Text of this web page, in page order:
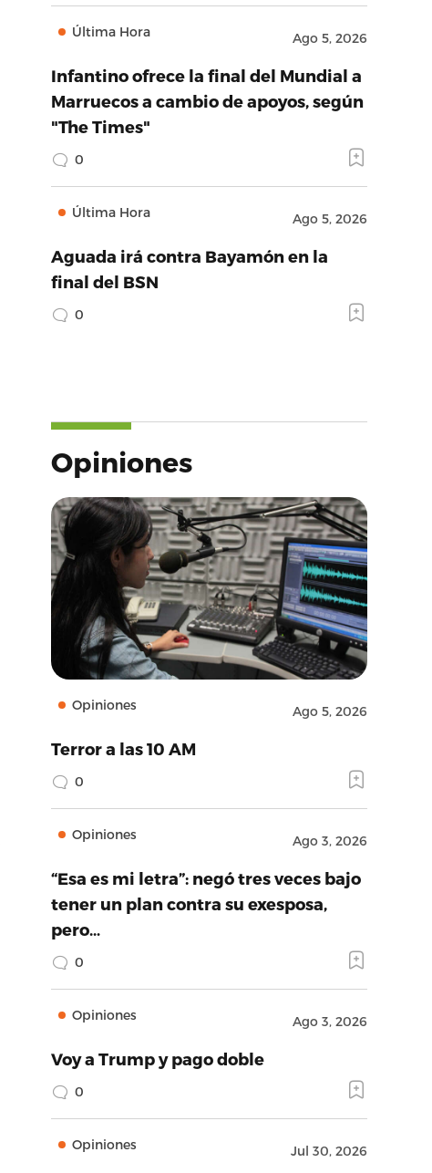
Última Hora Ago 5, 2026
Infantino ofrece la final del Mundial a
Marruecos a cambio de apoyos, según
"The Times"
0
Última Hora Ago 5, 2026
Aguada irá contra Bayamón en la
final del BSN
0
Opiniones
Opiniones Ago 5, 2026
Terror a las 10 AM
0
Opiniones Ago 3, 2026
“Esa es mi letra”: negó tres veces bajo
tener un plan contra su exesposa,
pero…
0
Opiniones Ago 3, 2026
Voy a Trump y pago doble
0
Opiniones Jul 30, 2026